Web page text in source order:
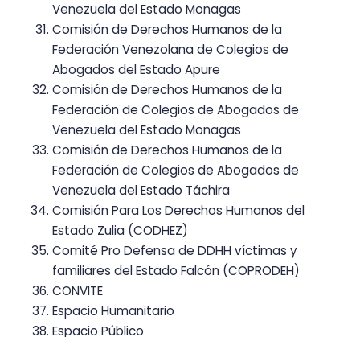
Venezuela del Estado Monagas
Comisión de Derechos Humanos de la
Federación Venezolana de Colegios de
Abogados del Estado Apure
Comisión de Derechos Humanos de la
Federación de Colegios de Abogados de
Venezuela del Estado Monagas
Comisión de Derechos Humanos de la
Federación de Colegios de Abogados de
Venezuela del Estado Táchira
Comisión Para Los Derechos Humanos del
Estado Zulia (CODHEZ)
Comité Pro Defensa de DDHH víctimas y
familiares del Estado Falcón (COPRODEH)
CONVITE
Espacio Humanitario
Espacio Público